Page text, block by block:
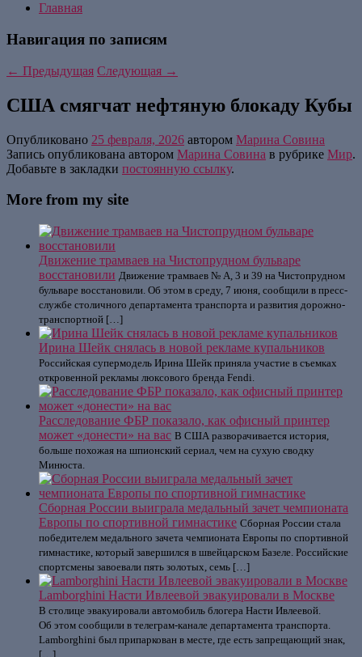
Главная
Навигация по записям
← Предыдущая Следующая →
США смягчат нефтяную блокаду Кубы
Опубликовано 25 февраля, 2026 автором Марина Совина
Запись опубликована автором Марина Совина в рубрике Мир.
Добавьте в закладки постоянную ссылку.
More from my site
Движение трамваев на Чистопрудном бульваре
восстановили Движение трамваев № А, 3 и 39 на Чистопрудном
бульваре восстановили. Об этом в среду, 7 июня, сообщили в пресс-
службе столичного департамента транспорта и развития дорожно-
транспортной […]
Ирина Шейк снялась в новой рекламе купальников
Российская супермодель Ирина Шейк приняла участие в съемках
откровенной рекламы люксового бренда Fendi.
Расследование ФБР показало, как офисный принтер
может «донести» на вас В США разворачивается история,
больше похожая на шпионский сериал, чем на сухую сводку
Минюста.
Сборная России выиграла медальный зачет чемпионата
Европы по спортивной гимнастике Сборная России стала
победителем медального зачета чемпионата Европы по спортивной
гимнастике, который завершился в швейцарском Базеле. Российские
спортсмены завоевали пять золотых, семь […]
Lamborghini Насти Ивлеевой эвакуировали в Москве
В столице эвакуировали автомобиль блогера Насти Ивлеевой.
Об этом сообщили в телеграм-канале департамента транспорта.
Lamborghini был припаркован в месте, где есть запрещающий знак,
[…]